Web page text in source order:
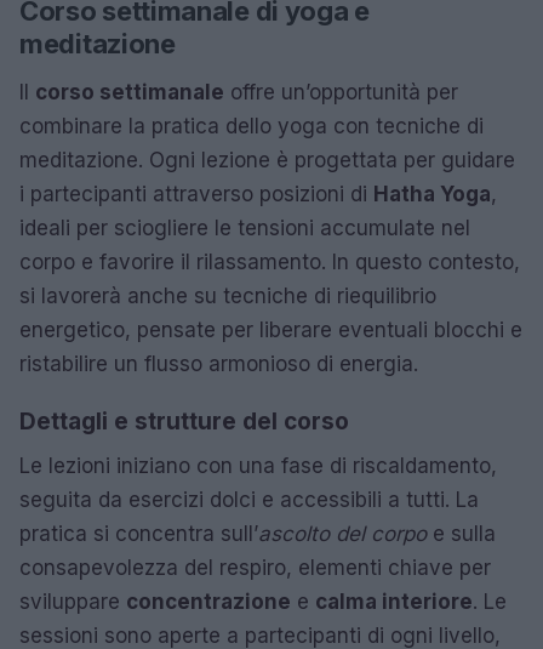
Corso settimanale di yoga e
meditazione
Il corso settimanale offre un’opportunità per
combinare la pratica dello yoga con tecniche di
meditazione. Ogni lezione è progettata per guidare
i partecipanti attraverso posizioni di Hatha Yoga,
ideali per sciogliere le tensioni accumulate nel
corpo e favorire il rilassamento. In questo contesto,
si lavorerà anche su tecniche di riequilibrio
energetico, pensate per liberare eventuali blocchi e
ristabilire un flusso armonioso di energia.
Dettagli e strutture del corso
Le lezioni iniziano con una fase di riscaldamento,
seguita da esercizi dolci e accessibili a tutti. La
pratica si concentra sull’ascolto del corpoe sulla
consapevolezza del respiro, elementi chiave per
sviluppare concentrazione e calma interiore. Le
sessioni sono aperte a partecipanti di ogni livello,